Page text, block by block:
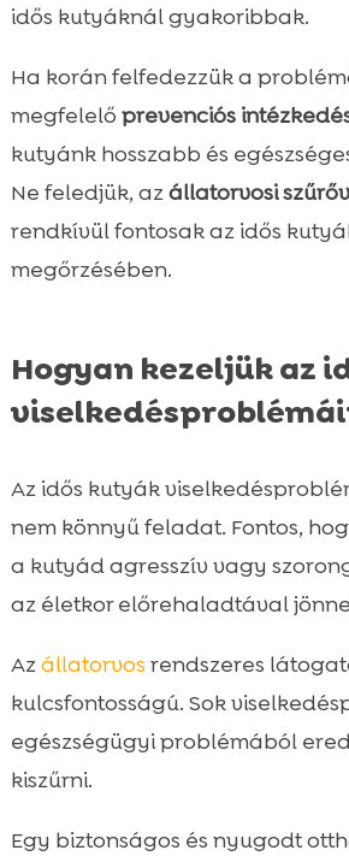
idős kutyáknál gyakoribbak.
Ha korán felfedezzük a
megfelelő prevenciós
kutyánk hosszabb és
Ne feledjük, azállatorvosi
rendkívül fontosak az idős
megőrzésében.
Hogyan kezeljük az
Az idős kutyák
nem könnyű feladat. Fontos,
a kutyád agresszív vagy
az életkor előrehaladtával
Azállatorvos rendszeres
kulcsfontosságú. Sok
egészségügyi problémából
kiszűrni.
Egy biztonságos és nyugodt